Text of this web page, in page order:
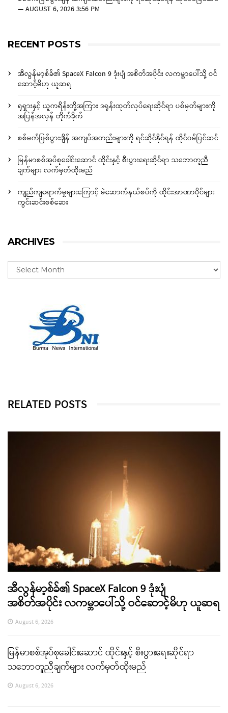
—AUGUST 6, 2026 3:56 PM
RECENT POSTS
အီလွန်မာ့စ်ခ်၏ SpaceX Falcon 9 ဒုံးပျံ အစိတ်အပိုင်း လကမ္ဘာပေါ်သို့ ဝင်
ဆောင့်မိဟု ယူဆရ
ရုရှားနှင့် ယူကရိန်းတို့အကြား ဒရုန်းထုတ်လုပ်ရေးဆိုင်ရာ ပစ်မှတ်များကို
အပြန်အလှန် တိုက်ခိုက်
စစ်မက်ဖြစ်ပွားချိန် အကျပ်အတည်းများကို ရင်ဆိုင်နိုင်ရန် ထိုင်ဝမ်ပြင်ဆင်
မြန်မာစစ်အုပ်စုခေါင်းဆောင် ထိုင်းနှင့် စီးပွားရေးဆိုင်ရာ သဘောတူညီ
ချက်များ လက်မှတ်ထိုးမည်
ကျည်ကျရောက်မှုများကြောင့် မဲဆောက်နယ်စပ်ကို ထိုင်းအာဏာပိုင်များ
ကွင်းဆင်းစစ်ဆေး
ARCHIVES
RELATED POSTS
အီလွန်မာ့စ်ခ်၏ SpaceX Falcon 9 ဒုံးပျံ
အစိတ်အပိုင်း လကမ္ဘာပေါ်သို့ ဝင်ဆောင့်မိဟု ယူဆရ
August 6, 2026
မြန်မာစစ်အုပ်စုခေါင်းဆောင် ထိုင်းနှင့် စီးပွားရေးဆိုင်ရာ
သဘောတူညီချက်များ လက်မှတ်ထိုးမည်
August 6, 2026